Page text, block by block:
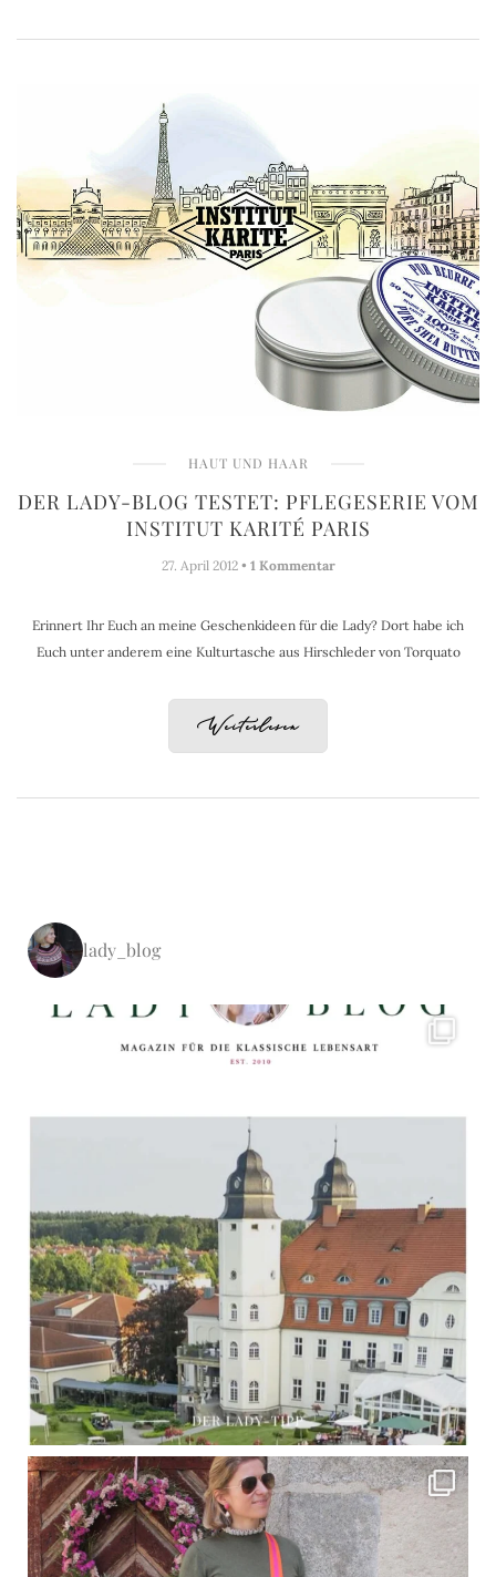
HAUT UND HAAR
DER LADY-BLOG TESTET: PFLEGESERIE VOM
INSTITUT KARITÉ PARIS
27. April 2012 • 1 Kommentar
Erinnert Ihr Euch an meine Geschenkideen für die Lady? Dort habe ich
Euch unter anderem eine Kulturtasche aus Hirschleder von Torquato
Weiterlesen
lady_blog